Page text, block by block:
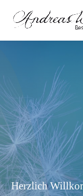
Herzlich